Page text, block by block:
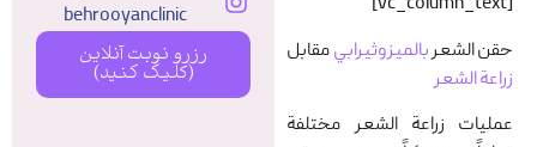
حقن الشعربالميزوثيرابيمقابل
زراعة الشعر
عمليات زراعة الشعر مختلفة
behrooyanclinic
رزرو نوبت آنلاین
(کلیک کنید)